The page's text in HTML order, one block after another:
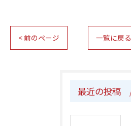
< 前のページ 一覧に戻る
最近の投稿